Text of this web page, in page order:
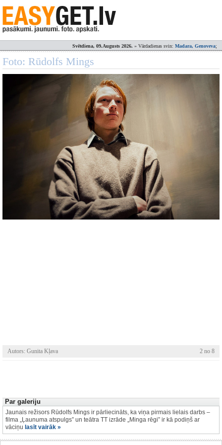
Svētdiena, 09.Augusts 2026. » Vārdadienas svin: Madara, Genoveva;
Foto: Rūdolfs Mings
Autors: Gunita Kļava 2 no 8
Par galeriju
Jaunais režisors Rūdolfs Mings ir pārliecināts, ka viņa pirmais lielais darbs –
filma „Ļaunuma atspulgs” un teātra TT izrāde „Minga rēgi” ir kā podiņš ar
vāciņu lasīt vairāk »